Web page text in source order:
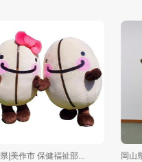
岡山県|美作市 保健福祉部...